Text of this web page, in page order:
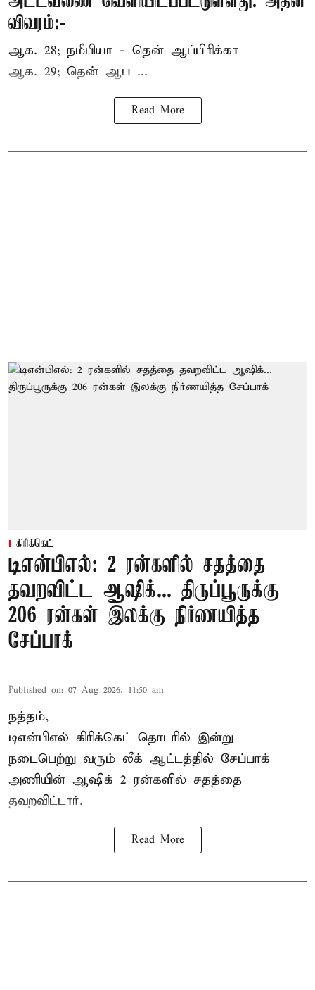
விவரம்:-
ஆக. 28; நமீபியா - தென் ஆப்பிரிக்கா
ஆக. 29; தென் ஆப ...
Read More
கிரிக்கெட்
டிஎன்பிஎல்: 2 ரன்களில் சதத்தை
தவறவிட்ட ஆஷிக்... திருப்பூருக்கு
206 ரன்கள் இலக்கு நிர்ணயித்த
சேப்பாக்
Published on: 07 Aug 2026, 11:50 am
நத்தம்,
டிஎன்பிஎல் கிரிக்கெட் தொடரில் இன்று
நடைபெற்று வரும் லீக் ஆட்டத்தில் சேப்பாக்
அணியின் ஆஷிக் 2 ரன்களில் சதத்தை
தவறவிட்டார்.
Read More